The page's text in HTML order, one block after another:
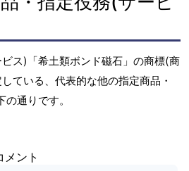
ス)「希土類ボンド磁石」の商標(商
ている、代表的な他の指定商品・
通りです。
メント